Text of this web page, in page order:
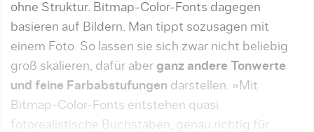
ohne Struktur. Bitmap-Color-Fonts dagegen
basieren auf Bildern. Man tippt sozusagen mit
einem Foto. So lassen sie sich zwar nicht beliebig
groß skalieren, dafür aber ganz andere Tonwerte
und feine Farb­abstufungen darstellen. »Mit
Bitmap-Color-Fonts entstehen quasi
fotorealistische Buchstaben, genau richtig für